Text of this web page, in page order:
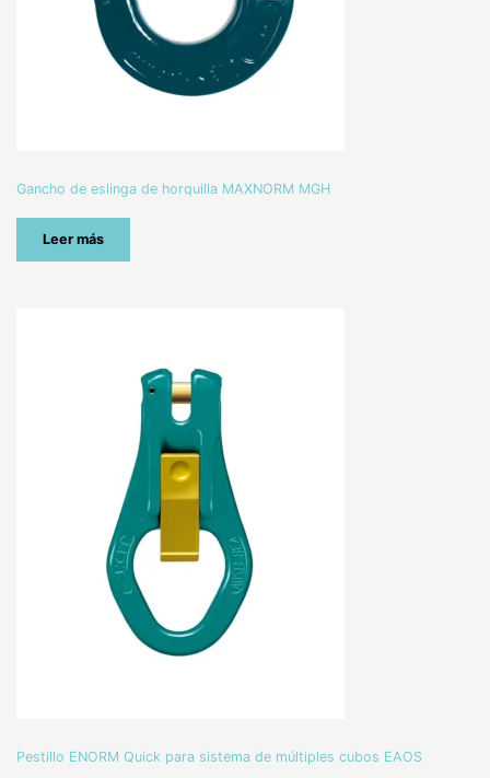
Gancho de eslinga de horquilla MAXNORM MGH
Leer más
Pestillo ENORM Quick para sistema de múltiples cubos EAOS